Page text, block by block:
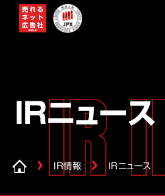
IRニュース
IR情報 IRニュース